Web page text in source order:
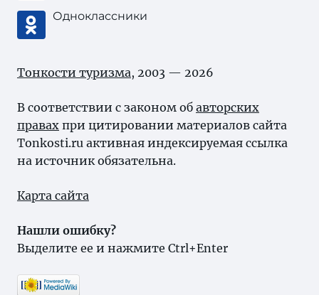
Одноклассники
Тонкости туризма, 2003 — 2026
В соответствии с законом об авторских
правах при цитировании материалов сайта
Tonkosti.ru активная индексируемая ссылка
на источник обязательна.
Карта сайта
Нашли ошибку?
Выделите ее и нажмите Ctrl+Enter